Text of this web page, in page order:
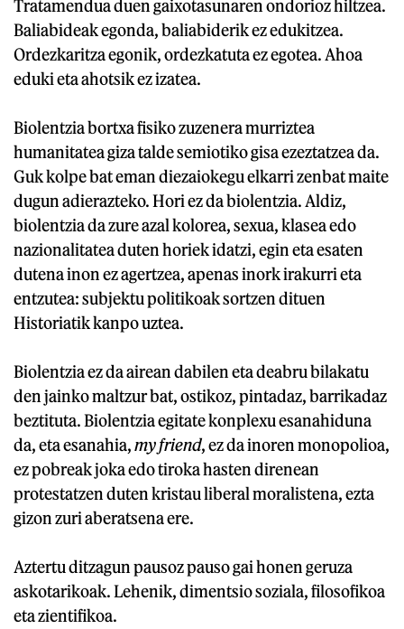
Tratamendua duen gaixotasunaren ondorioz hiltzea.
Baliabideak egonda, baliabiderik ez edukitzea.
Ordezkaritza egonik, ordezkatuta ez egotea. Ahoa
eduki eta ahotsik ez izatea.
Biolentzia bortxa fisiko zuzenera murriztea
humanitatea giza talde semiotiko gisa ezeztatzea da.
Guk kolpe bat eman diezaiokegu elkarri zenbat maite
dugun adierazteko. Hori ez da biolentzia. Aldiz,
biolentzia da zure azal kolorea, sexua, klasea edo
nazionalitatea duten horiek idatzi, egin eta esaten
dutena inon ez agertzea, apenas inork irakurri eta
entzutea: subjektu politikoak sortzen dituen
Historiatik kanpo uztea.
Biolentzia ez da airean dabilen eta deabru bilakatu
den jainko maltzur bat, ostikoz, pintadaz, barrikadaz
beztituta. Biolentzia egitate konplexu esanahiduna
da, eta esanahia,my friend, ez da inoren monopolioa,
ez pobreak joka edo tiroka hasten direnean
protestatzen duten kristau liberal moralistena, ezta
gizon zuri aberatsena ere.
Aztertu ditzagun pausoz pauso gai honen geruza
askotarikoak. Lehenik, dimentsio soziala, filosofikoa
eta zientifikoa.